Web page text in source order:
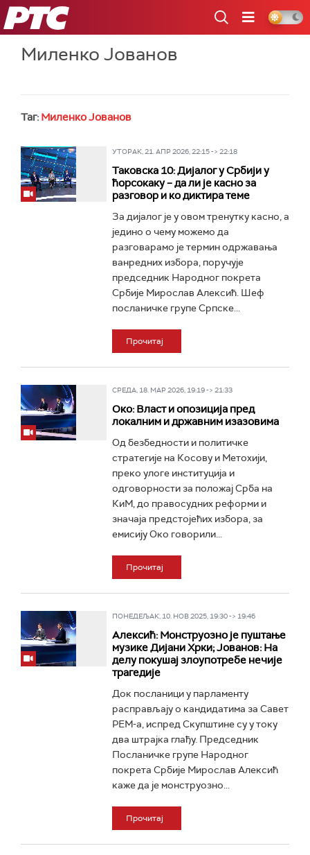
РТС
Миленко Јованов
Таг: Миленко Јованов
УТОРАК, 21. АПР 2026, 22:15 -> 22:18
Таковска 10: Дијалог у Србији у
ћорсокаку – да ли је касно за
разговор и ко диктира теме
За дијалог је у овом тренутку касно, а
једино о чему можемо да
разговарамо је термин одржавања
ванредних избора, поручује
председник Народног покрета
Србије Мирослав Алексић. Шеф
посланичке групе Српске...
Прочитај
СРЕДА, 18. МАР 2026, 19:19 -> 21:33
Око: Власт и опозиција пред
локалним и државним изазовима
Од безбедности и политичке
стратегије на Косову и Метохији,
преко улоге институција и
одговорности за положај Срба на
КиМ, до правосудних реформи и
значаја предстојећих избора, за
емисију Око говорили...
Прочитај
ПОНЕДЕЉАК, 10. НОВ 2025, 19:30 -> 19:46
Алексић: Монструозно је пуштање
музике Дијани Хрки; Јованов: На
делу покушај злоупотребе нечије
трагедије
Док посланици у парламенту
расправљају о кандидатима за Савет
РЕМ-а, испред Скупштине су у току
два штрајка глађу. Председник
Посланичке групе Народног
покрета Србије Мирослав Алексић
каже да је монструозно...
Прочитај